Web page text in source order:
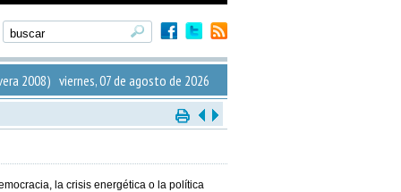
2008) viernes, 07 de agosto de 2026
la crisis energética o la política